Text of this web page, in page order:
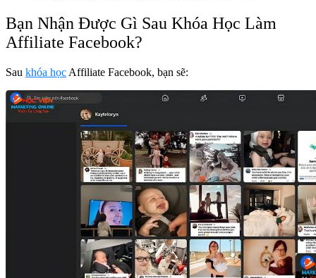
Bạn Nhận Được Gì Sau Khóa Học Làm
Affiliate Facebook?
Sau khóa học Affiliate Facebook, bạn sẽ: